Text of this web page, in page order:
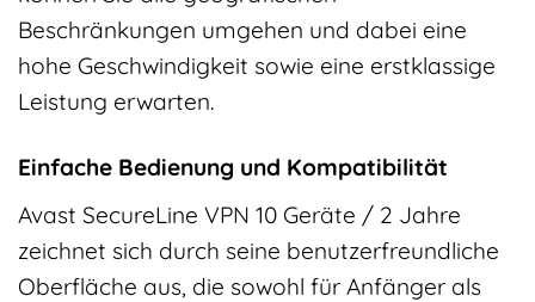
Beschränkungen umgehen und dabei eine
hohe Geschwindigkeit sowie eine erstklassige
Leistung erwarten.
Einfache Bedienung und Kompatibilität
Avast SecureLine VPN 10 Geräte / 2 Jahre
zeichnet sich durch seine benutzerfreundliche
Oberfläche aus, die sowohl für Anfänger als